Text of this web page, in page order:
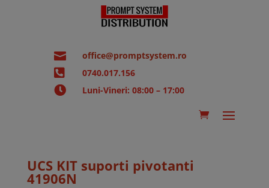
 office@promptsystem.ro
 0740.017.156
 Luni-Vineri: 08:00 – 17:00
UCS KIT suporti pivotanti
41906N